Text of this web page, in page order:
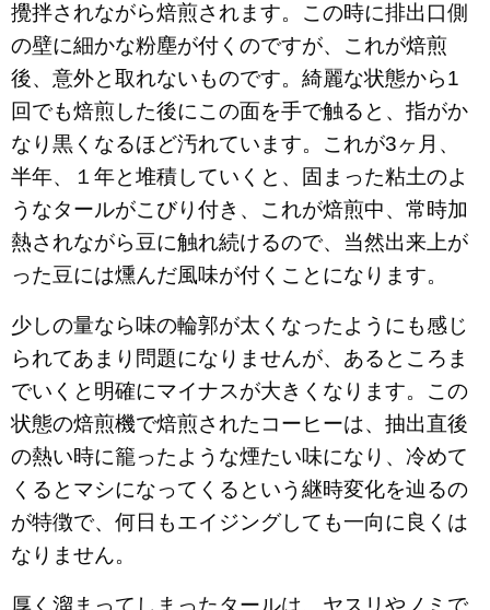
攪拌されながら焙煎されます。この時に排出口側
の壁に細かな粉塵が付くのですが、これが焙煎
後、意外と取れないものです。綺麗な状態から1
回でも焙煎した後にこの面を手で触ると、指がか
なり黒くなるほど汚れています。これが3ヶ月、
半年、１年と堆積していくと、固まった粘土のよ
うなタールがこびり付き、これが焙煎中、常時加
熱されながら豆に触れ続けるので、当然出来上が
った豆には燻んだ風味が付くことになります。
少しの量なら味の輪郭が太くなったようにも感じ
られてあまり問題になりませんが、あるところま
でいくと明確にマイナスが大きくなります。この
状態の焙煎機で焙煎されたコーヒーは、抽出直後
の熱い時に籠ったような煙たい味になり、冷めて
くるとマシになってくるという継時変化を辿るの
が特徴で、何日もエイジングしても一向に良くは
なりません。
厚く溜まってしまったタールは、ヤスリやノミで